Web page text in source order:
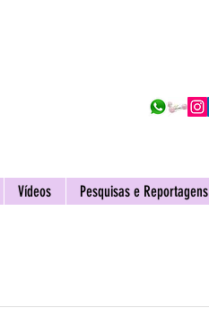
Vídeos Pesquisas e Reportagens